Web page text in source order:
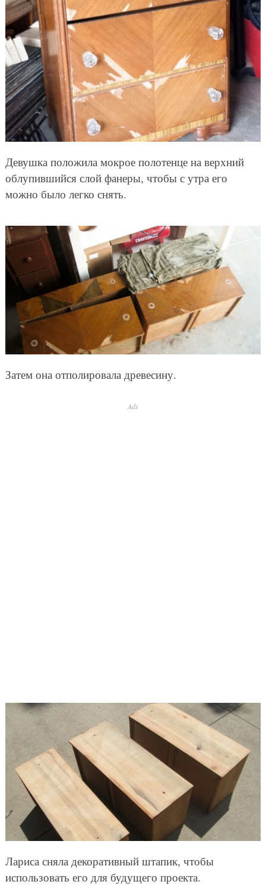
Девушка положила мокрое полотенце на верхний
облупившийся слой фанеры, чтобы с утра его
можно было легко снять.
Затем она отполировала древесину.
Ads
Лариса сняла декоративный штапик, чтобы
использовать его для будущего проекта.